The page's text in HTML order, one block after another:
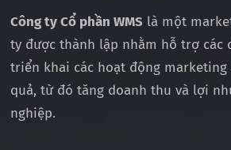
Công ty Cổ phần WMS là một
ty được thành lập nhằm hỗ trợ các
triển khai các hoạt động marketing
quả, từ đó tăng doanh thu và lợi
nghiệp.